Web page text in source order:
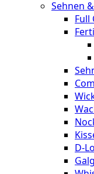
Sehnen
Full
D-